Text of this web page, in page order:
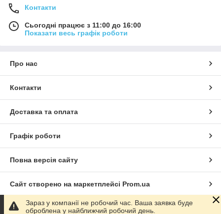
Контакти
Сьогодні працює з 11:00 до 16:00
Показати весь графік роботи
Про нас
Контакти
Доставка та оплата
Графік роботи
Повна версія сайту
Сайт створено на маркетплейсі Prom.ua
Політика конфіденційності
Зараз у компанії не робочий час. Ваша заявка буде
оброблена у найближчий робочий день.